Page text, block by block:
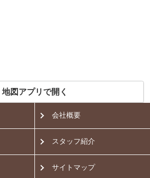
地図アプリで開く
会社概要
スタッフ紹介
サイトマップ